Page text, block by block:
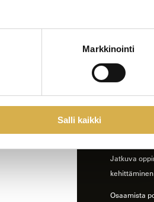
Markkinointi
Salli kaikki
Täsmänä
Yhdessä
Digitaitaja –
Jatkuva
Jatkuva
kehittäminen
Osaamista